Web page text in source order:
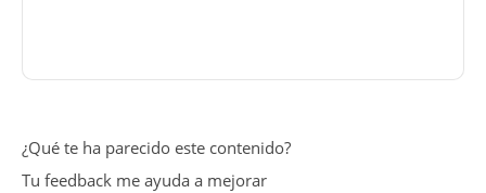
¿Qué te ha parecido este contenido?
Tu feedback me ayuda a mejorar